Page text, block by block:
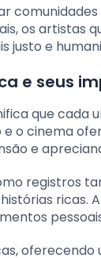
os artistas
justo e
e seus
que cada
o cinema
e
registros
ricas.